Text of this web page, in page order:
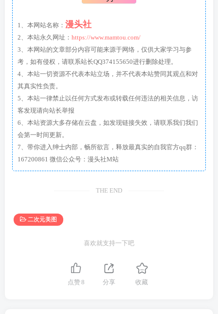
1、本网站名称： 漫头社
2、本站永久网址： https://www.mamtou.com/
3、本网站的文章部分内容可能来源于网络，仅供大家学习与参
考，如有侵权，请联系站长QQ374155650进行删除处理。
4、本站一切资源不代表本站立场，并不代表本站赞同其观点和对
其真实性负责。
5、本站一律禁止以任何方式发布或转载任何违法的相关信息，访
客发现请向站长举报
6、本站资源大多存储在云盘，如发现链接失效，请联系我们我们
会第一时间更新。
7、带你进入绅士内部，畅所欲言，释放最真实的自我官方qq群：
167200861 微信公众号：漫头社M站
THE END
二次元美图
喜欢就支持一下吧
点赞8 分享 收藏